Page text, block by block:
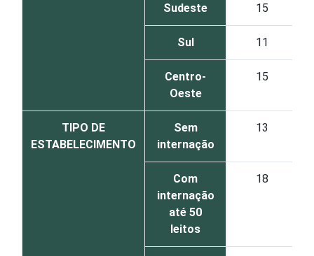
Sudeste 15
Sul 11
Centro-
Oeste
15
TIPO DE
ESTABELECIMENTO
Sem
internação
13
Com
internação
até 50
leitos
18